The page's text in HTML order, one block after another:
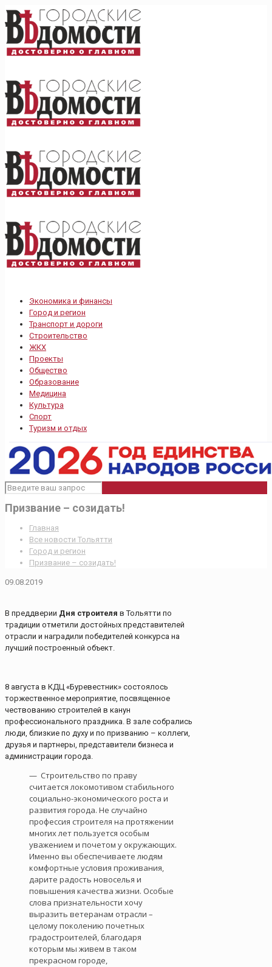
Экономика и финансы
Город и регион
Транспорт и дороги
Строительство
ЖКХ
Проекты
Общество
Образование
Медицина
Культура
Спорт
Туризм и отдых
Призвание – созидать!
Главная
Все новости Тольятти
Город и регион
Призвание – созидать!
09.08.2019
В преддверии Дня строителя в Тольятти по
традиции отметили достойных представителей
отрасли и наградили победителей конкурса на
лучший построенный объект.
8 августа в КДЦ «Буревестник» состоялось
торжественное мероприятие, посвященное
чествованию строителей в канун
профессионального праздника. В зале собрались
люди, близкие по духу и по призванию – коллеги,
друзья и партнеры, представители бизнеса и
администрации города.
— Строительство по праву
считается локомотивом стабильного
социально-экономического роста и
развития города. Не случайно
профессия строителя на протяжении
многих лет пользуется особым
уважением и почетом у окружающих.
Именно вы обеспечиваете людям
комфортные условия проживания,
дарите радость новоселья и
повышения качества жизни. Особые
слова признательности хочу
выразить ветеранам отрасли –
целому поколению почетных
градостроителей, благодаря
которым мы живем в таком
прекрасном городе,